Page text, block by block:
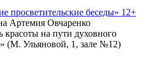
просветительские беседы» 12+
Артемия Овчаренко
красоты на пути духовного
(М. Ульяновой, 1, зале №12)